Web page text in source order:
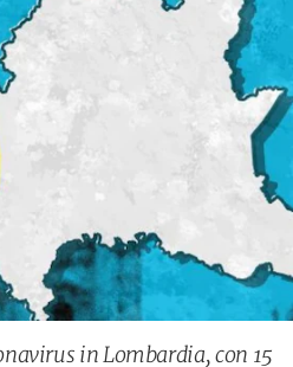
in Lombardia, con 15